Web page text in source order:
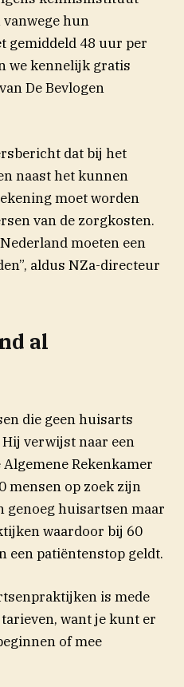
hun
gemiddeld 48 uur per
we kennelijk gratis
De Bevlogen
dat bij het
naast het kunnen
moet worden
van de zorgkosten.
moeten een
aldus NZa-directeur
al
die geen huisarts
Hij verwijst naar een
Rekenkamer
mensen op zoek zijn
genoeg huisartsen maar
waardoor bij 60
een patiëntenstop geldt.
is mede
want je kunt er
of mee